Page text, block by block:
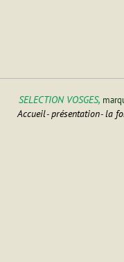
SELECTION VOSGES,
Accueil-présentation-la